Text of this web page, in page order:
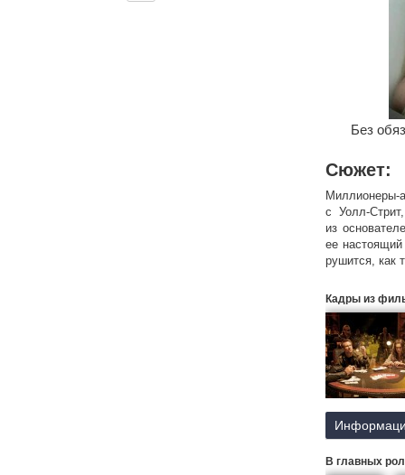
Без
Сюжет:
Миллионеры-
с Уолл-
из
ее
рушится, как
Миллионеры
Они
командира.
и
из ловушки,
Кадры из
В главных